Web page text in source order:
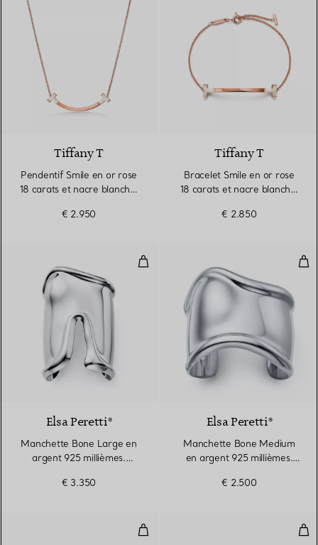
Tiffany T
Pendentif Smile en or rose
18 carats et nacre blanche.
€ 2.950
Tiffany T
Bracelet Smile en or rose
18 carats et nacre blanche.
€ 2.850
Manchette Bone Large en
Elsa Peretti®
Manchette Bone Large en
argent 925 millièmes.
€ 3.350
Elsa Peretti®
Manchette Bone Medium
en argent 925 millièmes.
€ 2.500
Bague Olive Leaf en or jaune 18